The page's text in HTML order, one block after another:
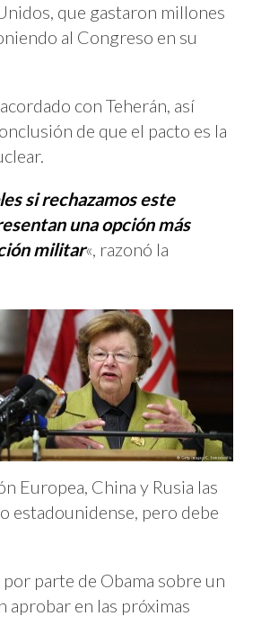
que gastaron millones
al Congreso en su
con Teherán, así
de que el pacto es la
si rechazamos este
una opción más
militar«, razonó la
Europea, China y Rusia las
estadounidense, pero debe
parte de Obama sobre un
aprobar en las próximas